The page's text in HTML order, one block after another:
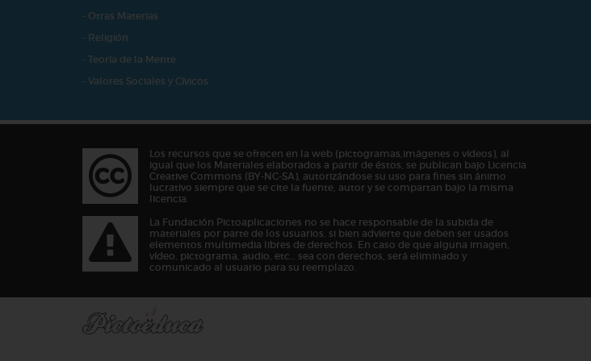
- Otras Materias
- Religión
- Teoría de la Mente
- Valores Sociales y Cívicos
Los recursos que se ofrecen en la web (pictogramas,imágenes o vídeos), al
igual que los Materiales elaborados a partir de éstos, se publican bajo Licencia
Creative Commons (BY-NC-SA), autorizándose su uso para fines sin ánimo
lucrativo siempre que se cite la fuente, autor y se compartan bajo la misma
licencia.
La Fundación Pictoaplicaciones no se hace responsable de la subida de
materiales por parte de los usuarios, si bien advierte que deben ser usados
elementos multimedia libres de derechos. En caso de que alguna imagen,
vídeo, pictograma, audio, etc… sea con derechos, será eliminado y
comunicado al usuario para su reemplazo.